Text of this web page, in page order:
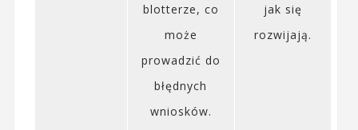
blotterze, co
może
prowadzić do
błędnych
wniosków.
jak się
rozwijają.